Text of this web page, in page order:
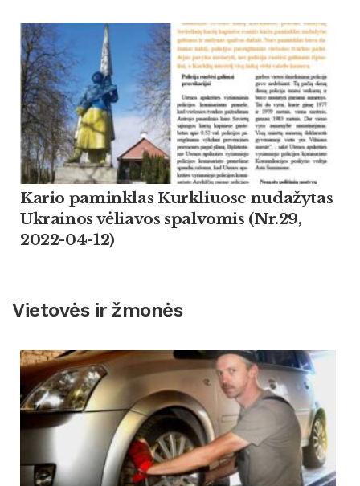
Kario paminklas Kurkliuose nudažytas
Ukrainos vėliavos spalvomis (Nr.29,
2022-04-12)
Vietovės ir žmonės